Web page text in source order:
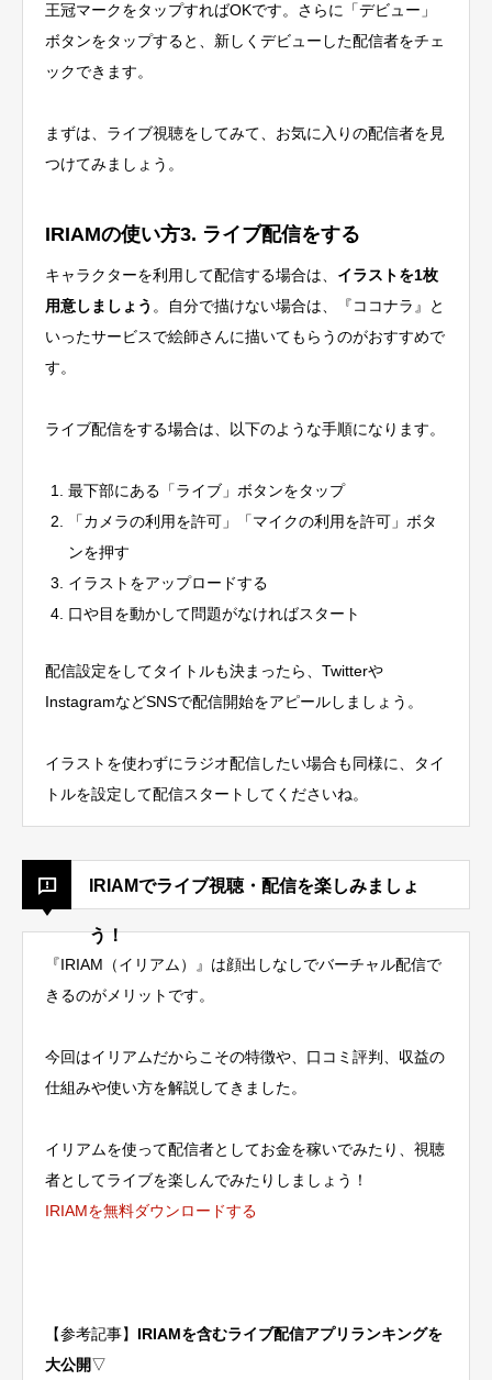
王冠マークをタップすればOKです。さらに「デビュー」
ボタンをタップすると、新しくデビューした配信者をチェ
ックできます。
まずは、ライブ視聴をしてみて、お気に入りの配信者を見
つけてみましょう。
IRIAMの使い方3. ライブ配信をする
キャラクターを利用して配信する場合は、 イラストを1枚
用意しましょう 。自分で描けない場合は、『ココナラ』と
いったサービスで絵師さんに描いてもらうのがおすすめで
す。
ライブ配信をする場合は、以下のような手順になります。
最下部にある「ライブ」ボタンをタップ
「カメラの利用を許可」「マイクの利用を許可」ボタ
ンを押す
イラストをアップロードする
口や目を動かして問題がなければスタート
配信設定をしてタイトルも決まったら、Twitterや
InstagramなどSNSで配信開始をアピールしましょう。
イラストを使わずにラジオ配信したい場合も同様に、タイ
トルを設定して配信スタートしてくださいね。
IRIAMでライブ視聴・配信を楽しみましょ
う！
『IRIAM（イリアム）』は顔出しなしでバーチャル配信で
きるのがメリットです。
今回はイリアムだからこその特徴や、口コミ評判、収益の
仕組みや使い方を解説してきました。
イリアムを使って配信者としてお金を稼いでみたり、視聴
者としてライブを楽しんでみたりしましょう！
IRIAMを無料ダウンロードする
【参考記事】 IRIAMを含むライブ配信アプリランキングを
大公開▽LINE相談